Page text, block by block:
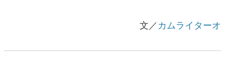
文／カムライターオ